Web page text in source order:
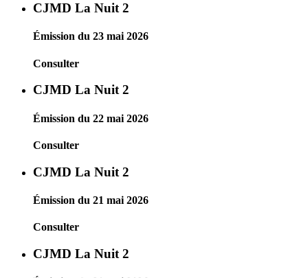
CJMD La Nuit 2
Émission du 23 mai 2026
Consulter
CJMD La Nuit 2
Émission du 22 mai 2026
Consulter
CJMD La Nuit 2
Émission du 21 mai 2026
Consulter
CJMD La Nuit 2